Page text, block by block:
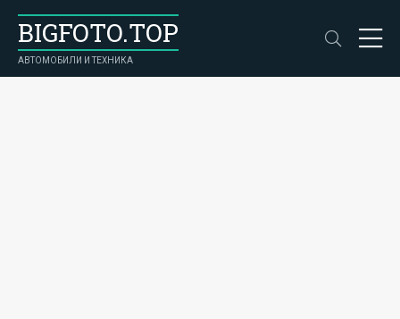
BIGFOTO.TOP
АВТОМОБИЛИ И ТЕХНИКА